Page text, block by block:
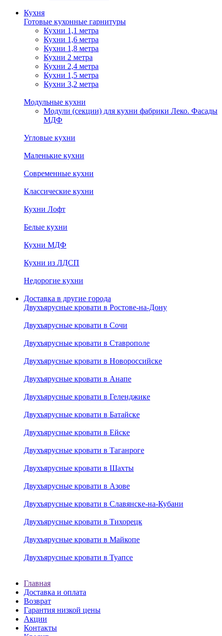
Кухня
Готовые кухонные гарнитуры
Кухни 1,1 метра
Кухни 1,6 метра
Кухни 1,8 метра
Кухни 2 метра
Кухни 2,4 метра
Кухни 1,5 метра
Кухни 3,2 метра
Модульные кухни
Модули (секции) для кухни фабрики Леко. Фасады
МДФ
Угловые кухни
Маленькие кухни
Современные кухни
Классические кухни
Кухни Лофт
Белые кухни
Кухни МДФ
Кухни из ЛДСП
Недорогие кухни
Доставка в другие города
Двухъярусные кровати в Ростове-на-Дону
Двухъярусные кровати в Сочи
Двухъярусные кровати в Ставрополе
Двухъярусные кровати в Новороссийске
Двухъярусные кровати в Анапе
Двухъярусные кровати в Геленджике
Двухъярусные кровати в Батайске
Двухъярусные кровати в Ейске
Двухъярусные кровати в Таганроге
Двухъярусные кровати в Шахты
Двухъярусные кровати в Азове
Двухъярусные кровати в Славянске-на-Кубани
Двухъярусные кровати в Тихорецк
Двухъярусные кровати в Майкопе
Двухъярусные кровати в Туапсе
Главная
Доставка и оплата
Возврат
Гарантия низкой цены
Акции
Контакты